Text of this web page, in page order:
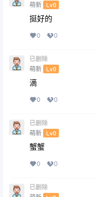
萌新 Lv0
挺好的
0 0
已删除
萌新 Lv0
滴
0 0
已删除
萌新 Lv0
蟹蟹
0 0
已删除